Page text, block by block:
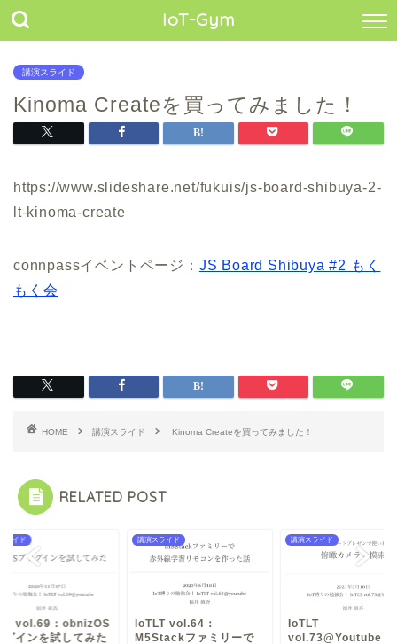
IoT-Gym
講演スライド
Kinoma Createを買ってみました！
https://www.slideshare.net/fukuis/js-board-shibuya-2-
lt-kinoma-create
connpassイベントページ： JS Board Shibuya #2 もく
もく会
HOME 講演スライド Kinoma Createを買ってみました！
RELATED POST
ライド
vol.69：obnizOS
グインを試してみた
講演スライド
IoTLT vol.64：
M5Stackファミリーで
講演スライド
IoTLT
vol.73@Youtube：